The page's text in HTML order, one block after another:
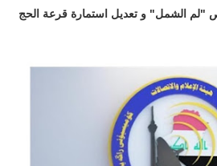
"لم الشمل" و تعديل استمارة قرعة الحج